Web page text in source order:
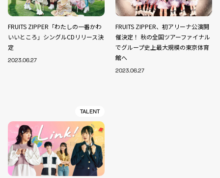
FRUITS ZIPPER「わたしの一番かわ
いいところ」シングルCDリリース決
定
2023.06.27
FRUITS ZIPPER、初アリーナ公演開
催決定！ 秋の全国ツアーファイナル
でグループ史上最大規模の東京体育
館へ
2023.06.27
TALENT